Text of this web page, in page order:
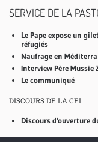
SERVICE DE LA
Le Pape expose un
réfugiés
Naufrage en
Interview Père Mussie
Le communiqué
DISCOURS DE LA CEI
Discours d'ouverture